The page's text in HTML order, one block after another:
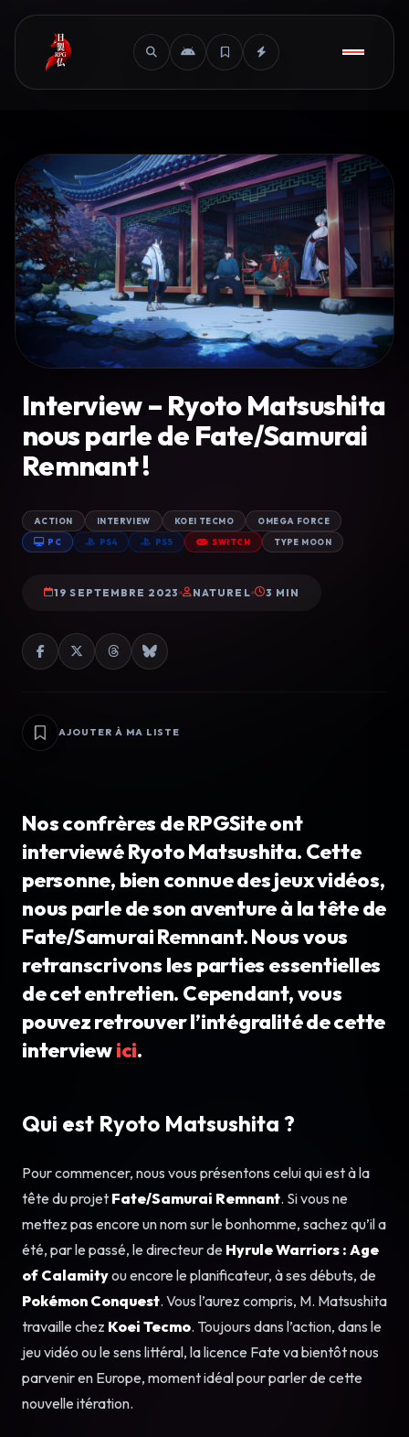
Interview – Ryoto Matsushita
nous parle de Fate/Samurai
Remnant !
ACTION INTERVIEW KOEI TECMO OMEGA FORCE
PC PS4 PS5 SWITCH TYPE MOON
19 SEPTEMBRE 2023 NATUREL 3 MIN
AJOUTER À MA LISTE
Nos confrères de RPGSite ont
interviewé Ryoto Matsushita. Cette
personne, bien connue des jeux vidéos,
nous parle de son aventure à la tête de
Fate/Samurai Remnant. Nous vous
retranscrivons les parties essentielles
de cet entretien. Cependant, vous
pouvez retrouver l’intégralité de cette
interviewici.
Qui est Ryoto Matsushita ?
Pour commencer, nous vous présentons celui qui est à la
tête du projet Fate/Samurai Remnant. Si vous ne
mettez pas encore un nom sur le bonhomme, sachez qu’il a
été, par le passé, le directeur de Hyrule Warriors : Age
of Calamityou encore le planificateur, à ses débuts, de
Pokémon Conquest. Vous l’aurez compris, M. Matsushita
travaille chez Koei Tecmo. Toujours dans l’action, dans le
jeu vidéo ou le sens littéral, la licence Fate va bientôt nous
parvenir en Europe, moment idéal pour parler de cette
nouvelle itération.